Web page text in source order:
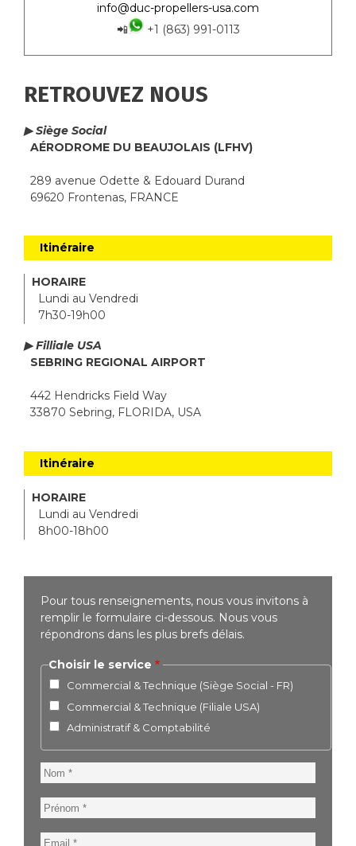
info@duc-propellers-usa.com
📲
+1 (863) 991-0113
RETROUVEZ NOUS
▶ Siège Social
AÉRODROME DU BEAUJOLAIS (LFHV)
289 avenue Odette & Edouard Durand
69620 Frontenas, FRANCE
Itinéraire
HORAIRE
Lundi au Vendredi
7h30-19h00
▶ Filliale USA
SEBRING REGIONAL AIRPORT
442 Hendricks Field Way
33870 Sebring, FLORIDA, USA
Itinéraire
HORAIRE
Lundi au Vendredi
8h00-18h00
Pour tous renseignements, nous vous invitons à
remplir le formulaire ci-dessous. Nous vous
répondrons dans les plus brefs délais.
Choisir le service
Commercial & Technique (Siège Social - FR)
Commercial & Technique (Filiale USA)
Administratif & Comptabilité
Nom
Prénom
Email